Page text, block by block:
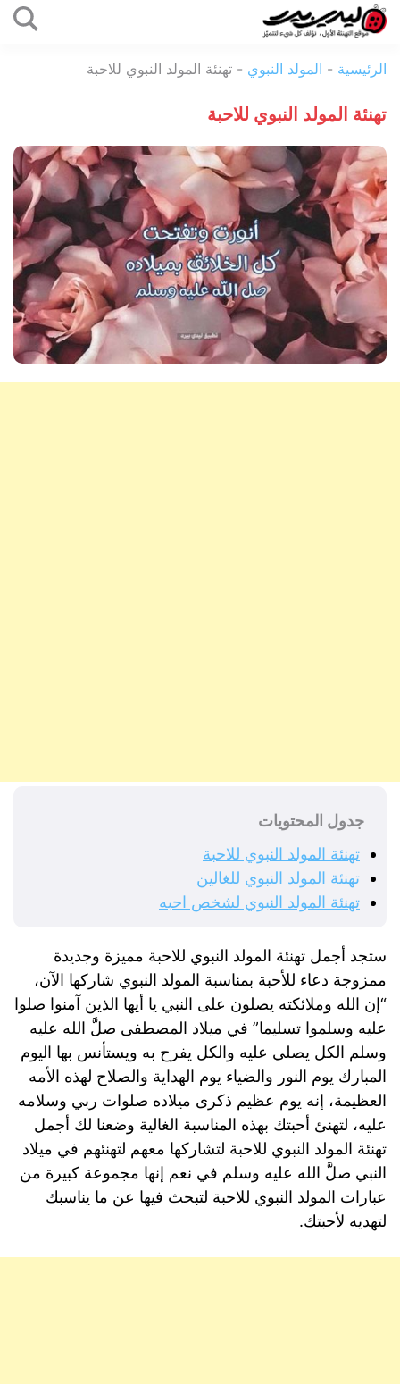
المحتوى
بيرد
الرئيسية - المولد النبوي - تهنئة المولد النبوي للاحبة
تهنئة المولد النبوي للاحبة
جدول المحتويات
تهنئة المولد النبوي للاحبة
تهنئة المولد النبوي للغالين
تهنئة المولد النبوي لشخص احبه
ستجد أجمل تهنئة المولد النبوي للاحبة مميزة وجديدة
ممزوجة دعاء للأحبة بمناسبة المولد النبوي شاركها الآن،
“إن الله وملائكته يصلون على النبي يا أيها الذين آمنوا صلوا
عليه وسلموا تسليما” في ميلاد المصطفى صلَّ الله عليه
وسلم الكل يصلي عليه والكل يفرح به ويستأنس بها اليوم
المبارك يوم النور والضياء يوم الهداية والصلاح لهذه الأمه
العظيمة، إنه يوم عظيم ذكرى ميلاده صلوات ربي وسلامه
عليه، لتهنئ أحبتك بهذه المناسبة الغالية وضعنا لك أجمل
تهنئة المولد النبوي للاحبة لتشاركها معهم لتهنئهم في ميلاد
النبي صلَّ الله عليه وسلم في نعم إنها مجموعة كبيرة من
عبارات المولد النبوي للاحبة لتبحث فيها عن ما يناسبك
لتهديه لأحبتك.